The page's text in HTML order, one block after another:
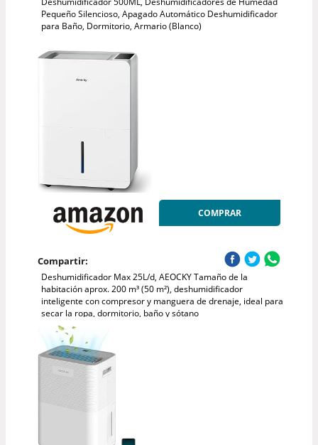
Pequeño Silencioso, Apagado Automático Deshumidificador
para Baño, Dormitorio, Armario (Blanco)
COMPRAR
Compartir:
Deshumidificador Max 25L/d, AEOCKY Tamaño de la
habitación aprox. 200 m³ (50 m²), deshumidificador
inteligente con compresor y manguera de drenaje, ideal para
secar la ropa, dormitorio, baño y sótano